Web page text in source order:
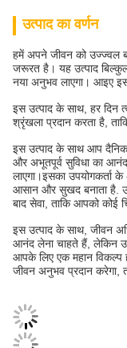
उत्पाद का वर्णन
हमें अपने जीवन को उज्ज्वल
जरूरत है। यह उत्पाद
नया अनुभव लाएगा। आइए
इस उत्पाद के साथ, हर दिन
श्रृंखला प्रदान करता है,
इस उत्पाद के साथ आप
और अभूतपूर्व सुविधा का
लाएगा।इसका
आसान और सुखद बनाता है.
बाद सेवा, ताकि आपको कोई
इस उत्पाद के साथ, जीवन
आनंद लेना चाहते हैं, लेकिन
आपके लिए एक महान
जीवन अनुभव प्रदान करेगा,